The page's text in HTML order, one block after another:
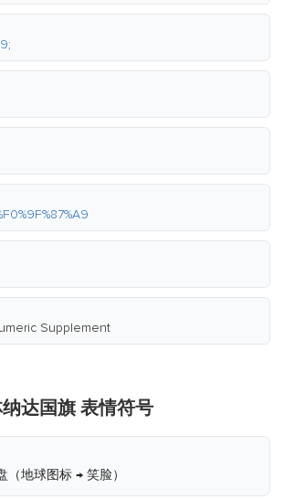
Supplement
达国旗 表情符号
（地球图标 → 笑脸）